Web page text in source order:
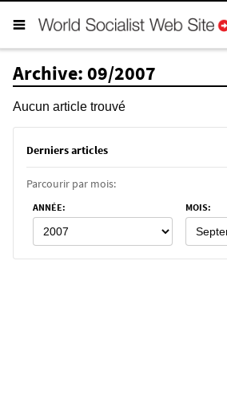
Archive: 09/2007
Aucun article trouvé
Derniers articles
Parcourir par mois:
ANNÉE: MOIS: